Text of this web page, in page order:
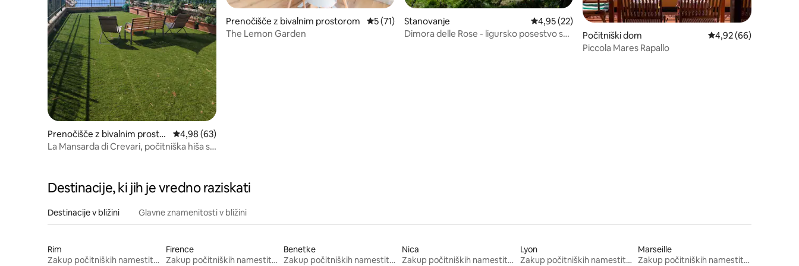
Prenočišče z bivalnim prostor
om
Povprečna ocena: 4,98 od 5, št. mnenj: 63
4,98 (63)
La Mansarda di Crevari, počitniška hiša s
Prenočišče z bivalnim prostorom Povprečna ocena: 5 od 5, št. mnenj: 71
5 (71)
The Lemon Garden
Stanovanje Povprečna ocena: 4,95 od 5, št. mnenj: 22
4,95 (22)
Dimora delle Rose - ligursko posestvo s
Počitniški dom Povprečna ocena:
4,92 (66)
Piccola Mares Rapallo
Destinacije, ki jih je vredno raziskati
Destinacije v bližini Glavne znamenitosti v bližini
Rim
Zakup počitniških namestitev
Firence
Zakup počitniških namestitev
Benetke
Zakup počitniških namestitev
Nica
Zakup počitniških namestitev
Lyon
Zakup počitniških namestitev
Marseille
Zakup počitniških namestitev